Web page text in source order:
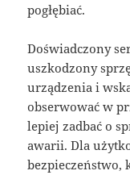
pogłębiać.
Doświadczony
uszkodzony
urządzenia i
obserwować w
lepiej zadbać o
awarii. Dla
bezpieczeństwo,